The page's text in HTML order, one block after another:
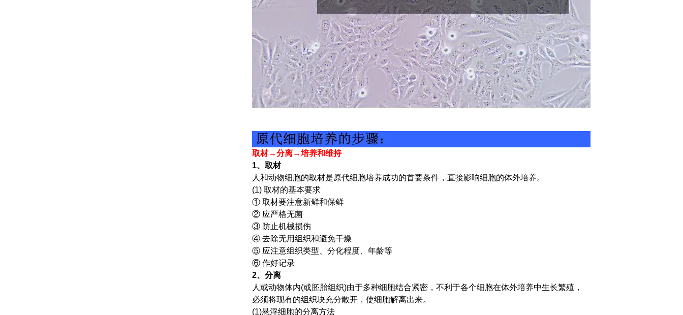
取材→分离→培养和维持
1、取材
人和动物细胞的取材是原代细胞培养成功的首要条件，直接影响细胞的体外培养。
(1) 取材的基本要求
① 取材要注意新鲜和保鲜
② 应严格无菌
③ 防止机械损伤
④ 去除无用组织和避免干燥
⑤ 应注意组织类型、分化程度、年龄等
⑥ 作好记录
2、分离
人或动物体内(或胚胎组织)由于多种细胞结合紧密，不利于各个细胞在体外培养中生长繁殖，
必须将现有的组织块充分散开，使细胞解离出来。
(1)悬浮细胞的分离方法